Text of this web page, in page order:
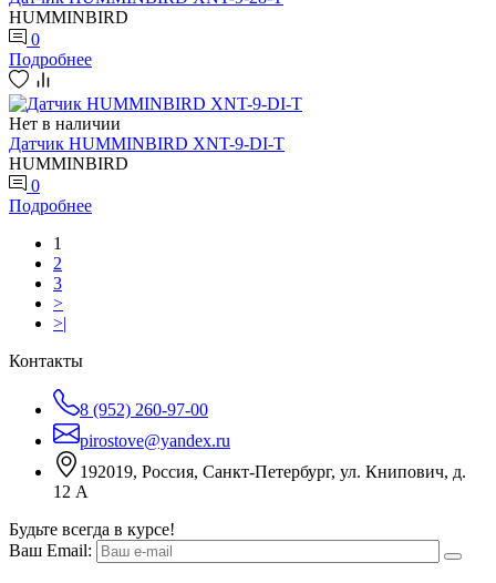
HUMMINBIRD
0
Подробнее
Нет в наличии
Датчик HUMMINBIRD XNT-9-DI-T
HUMMINBIRD
0
Подробнее
1
2
3
>
>|
Контакты
8 (952) 260-97-00
pirostove@yandex.ru
192019, Россия, Санкт-Петербург, ул. Книпович, д.
12 А
Будьте всегда в курсе!
Ваш Email: